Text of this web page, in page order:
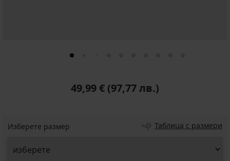
49,99 € (97,77 лв.)
Изберете размер Таблица с размери